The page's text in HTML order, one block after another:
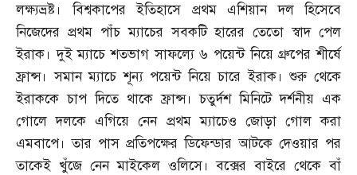
লক্ষ্যভ্রষ্ট। বিশ্বকাপের ইতিহাসে প্রথম এশিয়ান দল হিসেবে
নিজেদের প্রথম পাঁচ ম্যাচের সবকটি হারের তেতো স্বাদ পেল
ইরাক। দুই ম্যাচে শতভাগ সাফল্যে ৬ পয়েন্ট নিয়ে গ্রুপের শীর্ষে
ফ্রান্স। সমান ম্যাচে শূন্য পয়েন্ট নিয়ে চারে ইরাক। শুরু থেকে
ইরাককে চাপ দিতে থাকে ফ্রান্স। চতুর্দশ মিনিটে দর্শনীয় এক
গোলে দলকে এগিয়ে নেন প্রথম ম্যাচেও জোড়া গোল করা
এমবাপে। তার পাস প্রতিপক্ষের ডিফেন্ডার আটকে দেওয়ার পর
তাকেই খুঁজে নেন মাইকেল ওলিসে। বক্সের বাইরে থেকে বাঁ